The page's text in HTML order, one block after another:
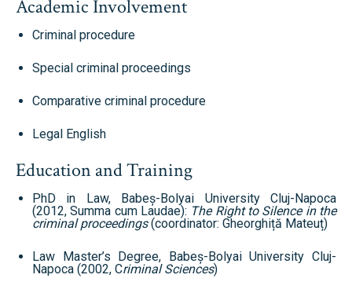
Academic Involvement
Criminal procedure
Special criminal proceedings
Comparative criminal procedure
Legal English
Education and Training
PhD in Law, Babeș-Bolyai University Cluj-Napoca
(2012, Summa cum Laudae): The Right to Silence in the
criminal proceedings(coordinator: Gheorghiță Mateuț)
Law Master’s Degree, Babeș-Bolyai University Cluj-
Napoca (2002, Criminal Sciences)